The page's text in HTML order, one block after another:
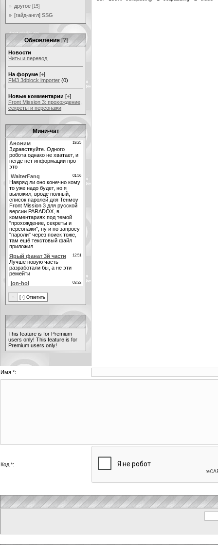
другое [15]
[гайд-англ] SSG
Обновления [?]
Новости
Читы и перевод
На форуме [+]
FM3 3dblock importer (0)
Новые комментарии [+]
Front Mission 3: прохождение,
секреты и персонажи
Мини-чат
This feature is for Premium
users only! This feature is for
Premium users only!
Имя *:
Код *: